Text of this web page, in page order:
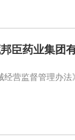
营监督管理办